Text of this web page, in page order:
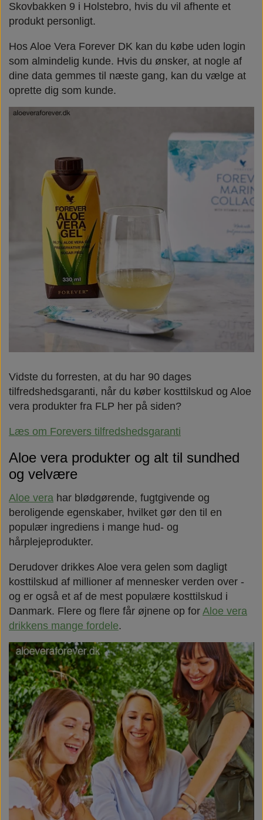
Skovbakken 9 i Holstebro, hvis du vil afhente et
produkt personligt.
Hos Aloe Vera Forever DK kan du købe uden login
som almindelig kunde. Hvis du ønsker, at nogle af
dine data gemmes til næste gang, kan du vælge at
oprette dig som kunde.
Vidste du forresten, at du har 90 dages
tilfredshedsgaranti, når du køber kosttilskud og Aloe
vera produkter fra FLP her på siden?
Læs om Forevers tilfredshedsgaranti
Aloe vera produkter og alt til sundhed
og velvære
Aloe vera har blødgørende, fugtgivende og
beroligende egenskaber, hvilket gør den til en
populær ingrediens i mange hud- og
hårplejeprodukter.
Derudover drikkes Aloe vera gelen som dagligt
kosttilskud af millioner af mennesker verden over -
og er også et af de mest populære kosttilskud i
Danmark. Flere og flere får øjnene op for Aloe vera
drikkens mange fordele.